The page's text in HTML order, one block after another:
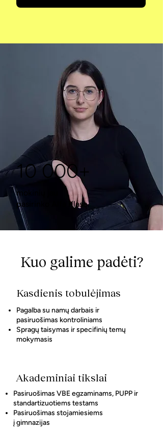
10 000+
mokinių jau
pasirinko Alfa Klasę.
Kuo galime padėti?
Kasdienis tobulėjimas
Pagalba su namų darbais ir
pasiruošimas kontroliniams
Spragų taisymas ir specifinių temų
mokymasis
Akademiniai tikslai
Pasiruošimas VBE egzaminams, PUPP ir
standartizuotiems testams
Pasiruošimas stojamiesiems
į gimnazijas